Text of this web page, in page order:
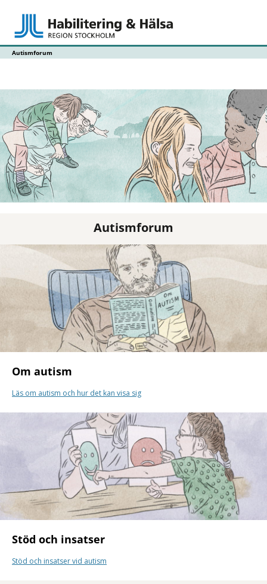
Autismforum
Autismforum
Om autism
Läs om autism och hur det kan visa sig
Stöd och insatser
Stöd och insatser vid autism